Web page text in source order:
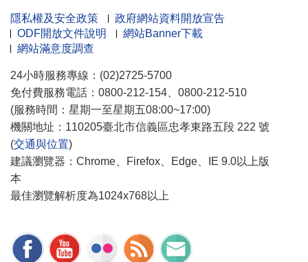
隱私權及安全政策
政府網站資料開放宣告
ODF開放文件說明
網站Banner下載
網站滿意度調查
24小時服務專線：(02)2725-5700
免付費服務電話：0800-212-154、0800-212-510
(服務時間：星期一至星期五08:00~17:00)
機關地址：110205臺北市信義區忠孝東路五段 222 號
(交通與位置)
建議瀏覽器：Chrome、Firefox、Edge、IE 9.0以上版
本
最佳瀏覽解析度為1024x768以上